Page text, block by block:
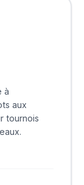
à
aux
tournois